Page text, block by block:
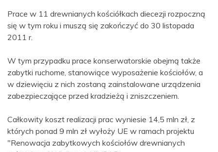
Prace w 11 drewnianych kościółkach diecezji rozpoczną
się w tym roku i muszą się zakończyć do 30 listopada
2011 r.
W tym przypadku prace konserwatorskie obejmą także
zabytki ruchome, stanowiące wyposażenie kościołów, a
w dziewięciu z nich zostaną zainstalowane urządzenia
zabezpieczające przed kradzieżą i zniszczeniem.
Całkowity koszt realizacji prac wyniesie 14,5 mln zł, z
których ponad 9 mln zł wyłoży UE w ramach projektu
"Renowacja zabytkowych kościołów drewnianych